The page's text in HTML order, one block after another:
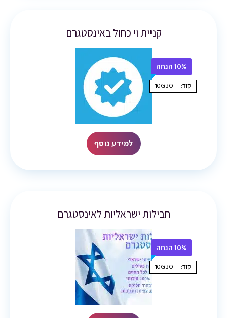
קניית וי כחול באינסטגרם
10% הנחה
קוד: 10GBOFF
למידע נוסף
חבילות ישראליות לאינסטגרם
10% הנחה
קוד: 10GBOFF